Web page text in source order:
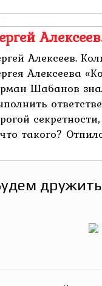
Алексеев.
Алексеева
Шабанов
такого?